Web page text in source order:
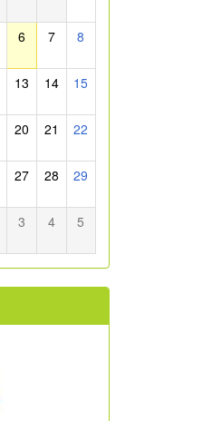
6 7 8
13 14 15
20 21 22
27 28 29
3 4 5